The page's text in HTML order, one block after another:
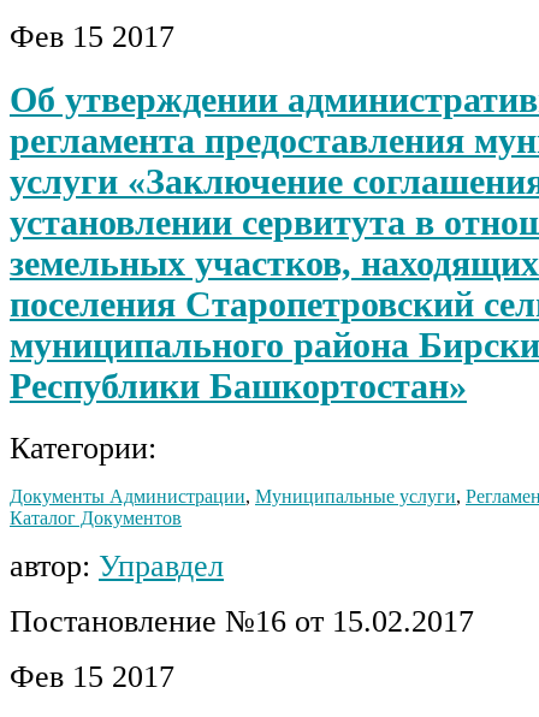
Фев 15 2017
Об утверждении
регламента предоставления
услуги «Заключение
установлении сервитута в
земельных участков,
поселения Старопетровский
муниципального района
Республики Башкортостан»
Категории:
Документы Администрации, Муниципальные услуги,
Каталог Документов
автор: Управдел
Постановление №16 от 15.02.2017
Фев 15 2017